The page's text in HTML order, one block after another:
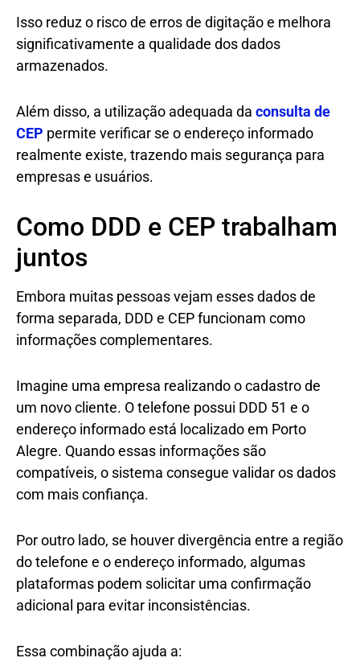
Isso reduz o risco de erros de digitação e melhora
significativamente a qualidade dos dados
armazenados.
Além disso, a utilização adequada da consulta de
CEP permite verificar se o endereço informado
realmente existe, trazendo mais segurança para
empresas e usuários.
Como DDD e CEP trabalham
juntos
Embora muitas pessoas vejam esses dados de
forma separada, DDD e CEP funcionam como
informações complementares.
Imagine uma empresa realizando o cadastro de
um novo cliente. O telefone possui DDD 51 e o
endereço informado está localizado em Porto
Alegre. Quando essas informações são
compatíveis, o sistema consegue validar os dados
com mais confiança.
Por outro lado, se houver divergência entre a região
do telefone e o endereço informado, algumas
plataformas podem solicitar uma confirmação
adicional para evitar inconsistências.
Essa combinação ajuda a: